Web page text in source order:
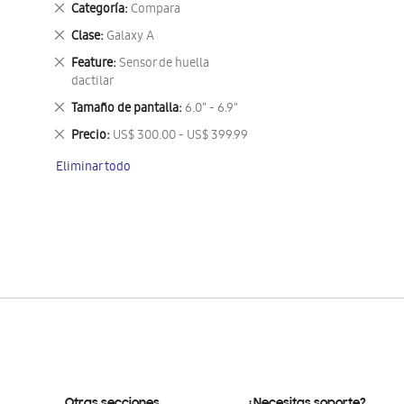
Categoría Compara
Eliminar
este
artículo
Clase Galaxy A
Eliminar
este
artículo
Feature Sensor de huella
dactilar
Eliminar
este
artículo
Tamaño de pantalla 6.0" - 6.9"
Eliminar
este
artículo
Precio US$ 300.00 - US$ 399.99
Eliminar
artículo
Eliminar todo